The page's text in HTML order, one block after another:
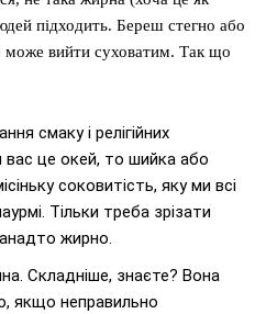
підходить. Береш стегно або
може вийти суховатим. Так що
смаку і релігійних
це окей, то шийка або
соковитість, яку ми всі
Тільки треба зрізати
жирно.
Складніше, знаєте? Вона
якщо неправильно